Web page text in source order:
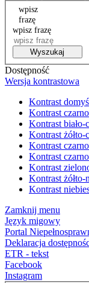
wpisz
frazę
wpisz frazę
Wyszukaj
Dostępność
Wersja kontrastowa
Kontrast
Kontrast
Kontrast biało-
Kontrast żółto-
Kontrast
Kontrast
Kontrast
Kontrast żółto-
Kontrast
Zamknij menu
Język migowy
Portal
Deklaracja
ETR - tekst
Facebook
Instagram